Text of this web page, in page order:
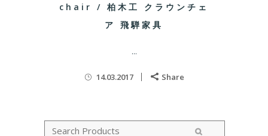
chair / 柏木工 クラウンチェ
ア 飛騨家具
...
14.03.2017 Share